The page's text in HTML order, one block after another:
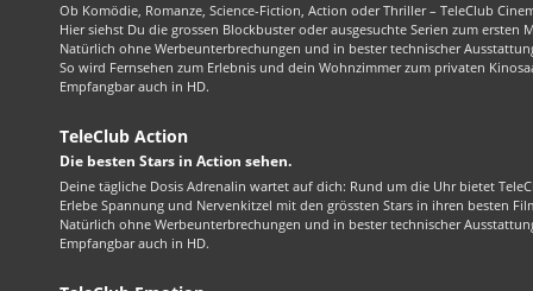
Ob Komödie, Romanze, Science-Fiction, Action oder Thriller – TeleClub
Hier siehst Du die grossen Blockbuster oder ausgesuchte Serien zum ersten
Natürlich ohne Werbeunterbrechungen und in bester technischer
So wird Fernsehen zum Erlebnis und dein Wohnzimmer zum privaten
Empfangbar auch in HD.
TeleClub Action
Die besten Stars in Action sehen.
Deine tägliche Dosis Adrenalin wartet auf dich: Rund um die Uhr bietet
Erlebe Spannung und Nervenkitzel mit den grössten Stars in ihren besten
Natürlich ohne Werbeunterbrechungen und in bester technischer
Empfangbar auch in HD.